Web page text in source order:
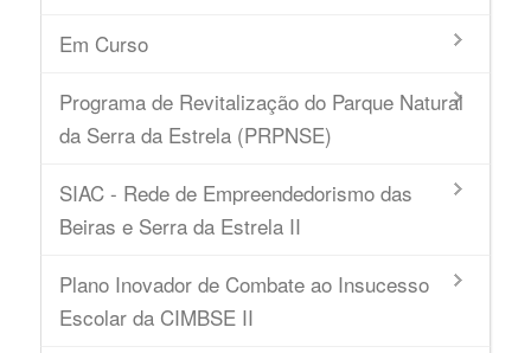
Em Curso
Programa de Revitalização do Parque Natural
da Serra da Estrela (PRPNSE)
SIAC - Rede de Empreendedorismo das
Beiras e Serra da Estrela II
Plano Inovador de Combate ao Insucesso
Escolar da CIMBSE II